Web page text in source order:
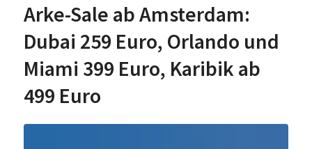
Arke-Sale ab Amsterdam:
Dubai 259 Euro, Orlando und
Miami 399 Euro, Karibik ab
499 Euro